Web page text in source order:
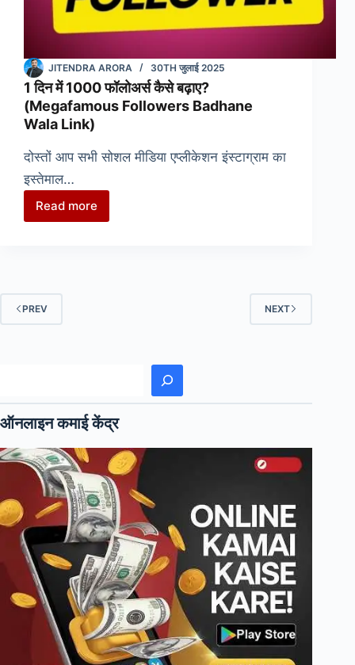
JITENDRA ARORA 30TH जुलाई 2025
1 दिन में 1000 फॉलोअर्स कैसे बढ़ाए?
(Megafamous Followers Badhane
Wala Link)
दोस्तों आप सभी सोशल मीडिया एप्लीकेशन इंस्टाग्राम का
इस्तेमाल…
Read more
1
Wala
Link)
PREV NEXT
खोजें
ऑनलाइन कमाई केंद्र